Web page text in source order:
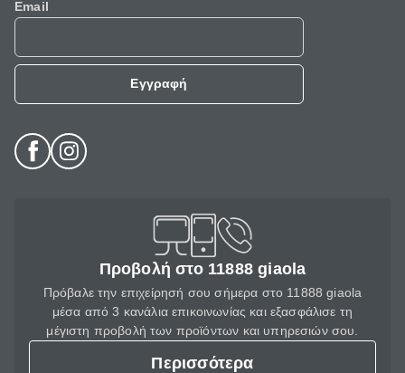
Email
Εγγραφή
Προβολή στο 11888 giaola
Πρόβαλε την επιχείρησή σου σήμερα στο 11888 giaola
μέσα από 3 κανάλια επικοινωνίας και εξασφάλισε τη
μέγιστη προβολή των προϊόντων και υπηρεσιών σου.
Περισσότερα